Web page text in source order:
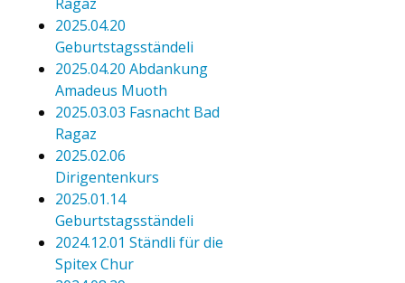
2025.04.20
Geburtstagsständeli
2025.04.20 Abdankung
Amadeus Muoth
2025.03.03 Fasnacht Bad
Ragaz
2025.02.06
Dirigentenkurs
2025.01.14
Geburtstagsständeli
2024.12.01 Ständli für die
Spitex Chur